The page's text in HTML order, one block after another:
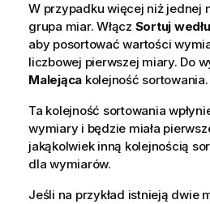
c
j
a
W przypadku więcej niż jednej
grupa miar. Włącz Sortuj
aby posortować wartości
liczbowej pierwszej miary. Do
Malejąca kolejność sortowania.
Ta kolejność sortowania
wymiary i będzie miała
jakąkolwiek inną kolejnością
dla wymiarów.
Jeśli na przykład istnieją dwie